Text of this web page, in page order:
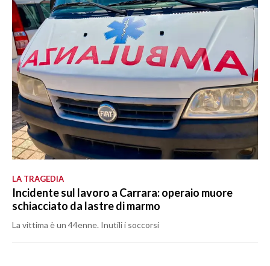
LA TRAGEDIA
Incidente sul lavoro a Carrara: operaio muore
schiacciato da lastre di marmo
La vittima è un 44enne. Inutili i soccorsi